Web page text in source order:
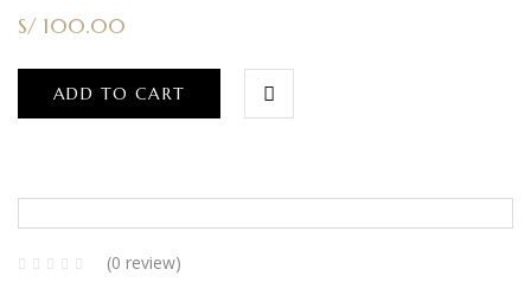
S/ 100.00
ADD TO CART
(0 review)